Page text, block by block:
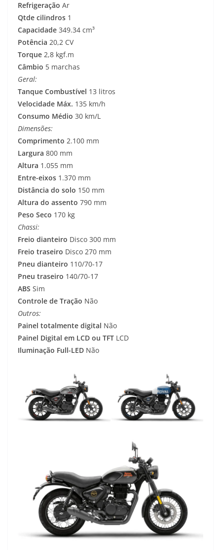
Refrigeração Ar
Qtde cilindros 1
Capacidade 349.34 cm³
Potência 20,2 CV
Torque 2,8 kgf.m
Câmbio 5 marchas
Geral:
Tanque Combustível 13 litros
Velocidade Máx. 135 km/h
Consumo Médio 30 km/L
Dimensões:
Comprimento 2.100 mm
Largura 800 mm
Altura 1.055 mm
Entre-eixos 1.370 mm
Distância do solo 150 mm
Altura do assento 790 mm
Peso Seco 170 kg
Chassi:
Freio dianteiro Disco 300 mm
Freio traseiro Disco 270 mm
Pneu dianteiro 110/70-17
Pneu traseiro 140/70-17
ABS Sim
Controle de Tração Não
Outros:
Painel totalmente digital Não
Painel Digital em LCD ou TFT LCD
Iluminação Full-LED Não